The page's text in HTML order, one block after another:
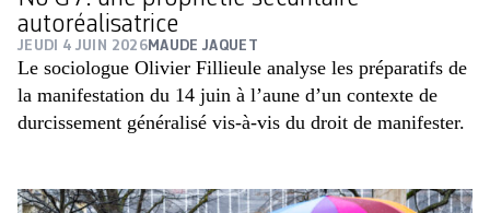
autoréalisatrice
JEUDI 4 JUIN 2026MAUDE JAQUET
Le sociologue Olivier Fillieule analyse les préparatifs de
la manifestation du 14 juin à l’aune d’un contexte de
durcissement généralisé vis-à-vis du droit de manifester.